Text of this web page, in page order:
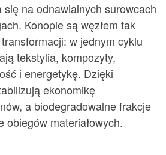
na odnawialnych surowcach
Konopie są węzłem tak
w jednym cyklu
tekstylia, kompozyty,
i energetykę. Dzięki
ekonomikę
a biodegradowalne frakcje
obiegów materiałowych.